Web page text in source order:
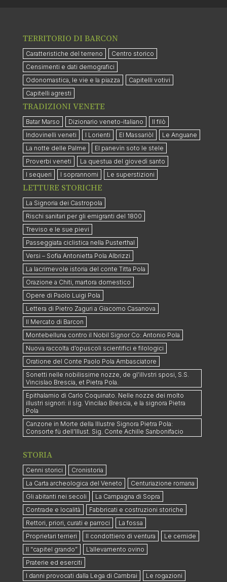
TERRITORIO DI BARCON
Caratteristiche del terreno
Centro storico
Censimenti e dati demografici
Odonomastica, le vie e la piazza
Capitelli votivi
Capitelli agresti
TRADIZIONI VENETE
Batar Marso Dizionario veneto-italiano
Il filò
Indovinelli veneti
I Lorienti El Massariòl
Le Anguane
La notte delle Palme
El panevìn soto le stele
Proverbi veneti
La questua del giovedì santo
I sequeri
I soprannomi Le superstizioni
LETTURE STORICHE
La Signoria dei Castropola
Rischi sanitari per gli emigranti del 1800
Treviso e le sue pievi
Passeggiata ciclistica nella Pusterthal
Versi – Sofia Antonietta Pola Albrizzi
La lacrimevole istoria del conte Titta Pola
Orazione a Chiti, martora domestico
Opere di Paolo Luigi Pola
Lettera di Pietro Zaguri a Giacomo Casanova
Il Mercato di Barcon
Montebelluna contro il Nobil Signor Co: Antonio Pola
Nuova raccolta d’opuscoli scientifici e filologici
Oratione del Conte Paolo Pola Ambasciatore
Sonetti nelle nobilissime nozze, de gl’illvstri sposi, S.S.
Vincislao Brescia, et Pietra Pola.
Epithalamio di Carlo Coquinato. Nelle nozze dei molto
illustri signori: il sig. Vincilao Brescia, e la signora Pietra
Pola
Canzone in Morte della Illustre Signora Pietra Pola:
Consorte fù dell’Illust. Sig. Conte Achille Sanbonifacio
STORIA
Cenni storici
Cronistoria
La Carta archeologica del Veneto
Centuriazione romana
Gli abitanti nei secoli
La Campagna di Sopra
Contrade e località
Fabbricati e costruzioni storiche
Rettori, priori, curati e parroci
La fossa
Proprietari terrieri
Il condottiero di ventura
Le cernide
Il “capitel grando”
L’allevamento ovino
Praterie ed eserciti
I danni provocati dalla Lega di Cambrai
Le rogazioni